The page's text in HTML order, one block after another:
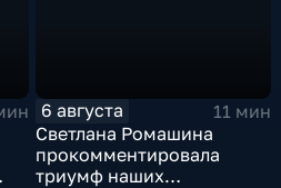
6 августа
11 мин
Светлана Ромашина
прокомментировала
триумф наших